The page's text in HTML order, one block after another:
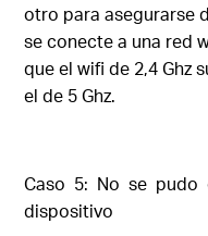
otro para asegurarse
se conecte a una red
que el wifi de 2,4 Ghz
el de 5 Ghz.
Caso 5: No se pudo
dispositivo